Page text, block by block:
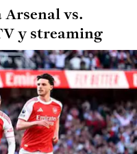
Arsenal vs.
y streaming